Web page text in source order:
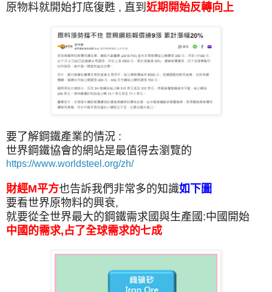
原物料就開始打底復甦 , 直到 近期開始反轉向上
要了解鋼鐵產業的情況 :
世界鋼鐵協會的網站是最值得去瀏覽的
https://www.worldsteel.org/zh/
財經M平方也告訴我們非常多的知識如下圖
要看世界原物料的興衰,
就要從全世界最大的鋼鐵需求國與生產國:中國開始
中國的需求,占了全球需求的七成